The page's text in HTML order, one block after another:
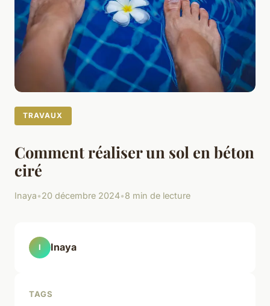
TRAVAUX
Comment réaliser un sol en béton
ciré
Inaya•20 décembre 2024•8 min de lecture
I Inaya
TAGS